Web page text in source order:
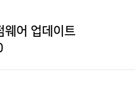
어 업데이트